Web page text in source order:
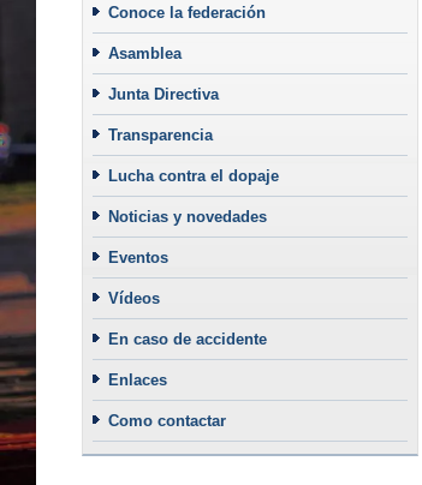
Conoce la federación
Asamblea
Junta Directiva
Transparencia
Lucha contra el dopaje
Noticias y novedades
Eventos
Vídeos
En caso de accidente
Enlaces
Como contactar